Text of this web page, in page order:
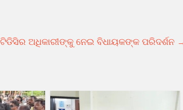
ଅଧିକାରୀଙ୍କୁ ନେଇ ବିଧାୟକଙ୍କ ପରିଦର୍ଶନ